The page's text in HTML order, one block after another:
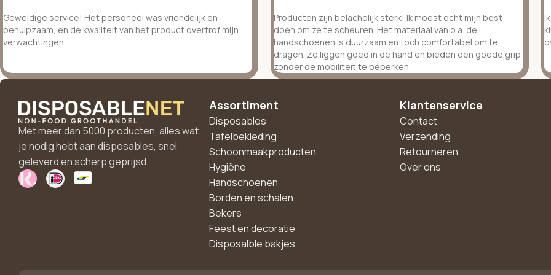
Geweldige service! Het personeel was vriendelijk en
behulpzaam, en de kwaliteit van het product overtrof mijn
verwachtingen
Producten zijn belachelijk sterk! Ik moest echt mijn best
doen om ze te scheuren. Het materiaal van o.a. de
handschoenen is duurzaam en toch comfortabel om te
dragen. Ze liggen goed in de hand en bieden een goede grip
zonder de mobiliteit te beperken.
Met meer dan 5000 producten, alles wat
je nodig hebt aan disposables, snel
geleverd en scherp geprijsd.
Assortiment
Disposables
Tafelbekleding
Schoonmaakproducten
Hygiëne
Handschoenen
Borden en schalen
Bekers
Feest en decoratie
Disposalble bakjes
Klantenservice
Contact
Verzending
Retourneren
Over ons